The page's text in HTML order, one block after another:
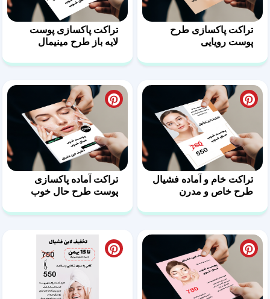
تراکت پاکسازی طرح
پوست رویایی
تراکت پاکسازی پوست
لایه باز طرح مینیمال
تراکت خام و آماده فشیال
طرح خاص و مدرن
تراکت آماده پاکسازی
پوست طرح حال خوب